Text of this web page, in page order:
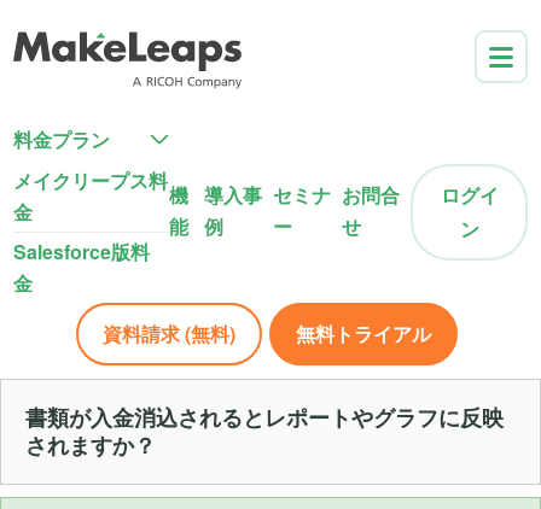
料金プラン
メイクリープス料
金
Salesforce版料
金
機
能
導入事
例
セミナ
ー
お問合
せ
ログイ
ン
資料請求 (無料) 無料トライアル
書類が入金消込されるとレポートやグラフに反映
されますか？